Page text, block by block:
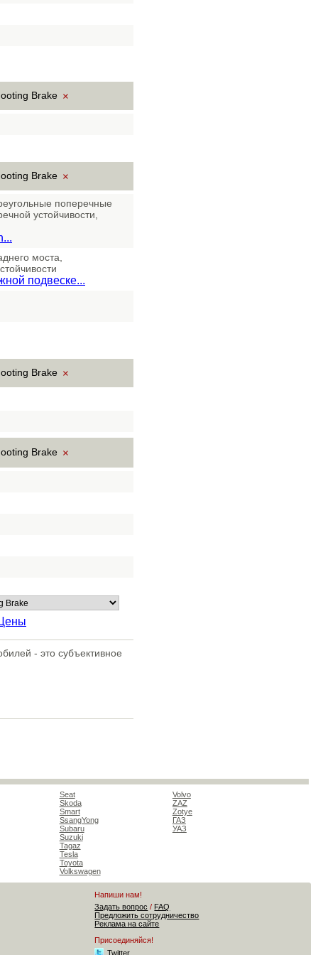
Brake ×
Brake ×
поперечные
устойчивости,
моста,
подвеске...
Brake ×
Brake ×
- это субъективное
Seat
Skoda
Smart
SsangYong
Subaru
Suzuki
Tagaz
Tesla
Toyota
Volkswagen
Volvo
ZAZ
Zotye
ГАЗ
УАЗ
Напиши нам!
Задать вопрос / FAQ
Предложить сотрудничество
Реклама на сайте
Присоединяйся!
Twitter